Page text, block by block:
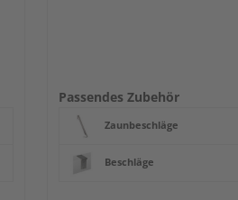
Passendes Zubehör
Zaunbeschläge
Beschläge